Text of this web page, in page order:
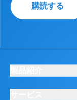
購読する